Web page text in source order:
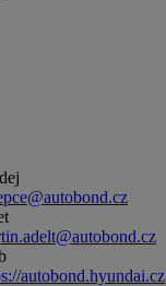
autobond.hyundai.cz